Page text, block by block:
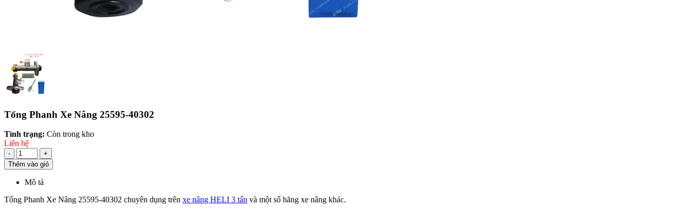
Tổng Phanh Xe Nâng 25595-40302
Tình trạng: Còn trong kho
Liên hệ
-
+
Thêm vào giỏ
Mô tả
Tổng Phanh Xe Nâng 25595-40302 chuyên dụng trên xe nâng HELI 3 tấn và một số hãng xe nâng khác.